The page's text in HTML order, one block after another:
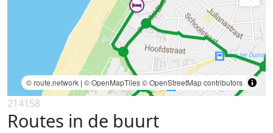
© route.network | © OpenMapTiles© OpenStreetMap contributors
214158
Routes in de buurt